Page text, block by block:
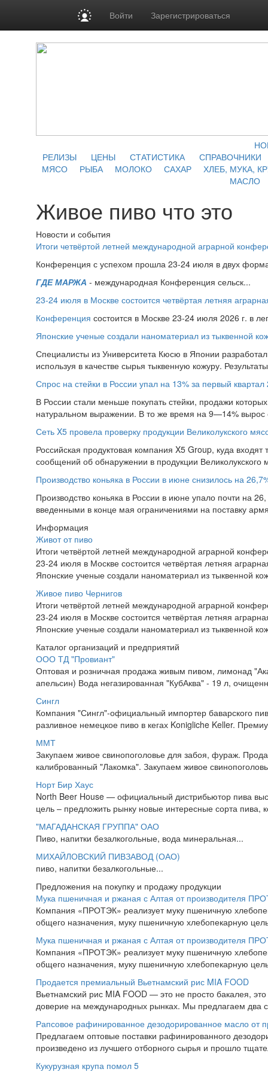
Войти Зарегистрироваться
РЕЛИЗЫ
ЦЕНЫ СТАТИСТИКА
СПРАВОЧНИКИ
МЯСО
РЫБА МОЛОКО САХАР
ХЛЕБ, МУКА,
МАСЛО
Живое пиво что это
Новости и события
Итоги четвёртой летней международной аграрной
Конференция с успехом прошла 23-24 июля в двух
ГДЕ МАРЖА - международная Конференция сельск...
23-24 июля в Москве состоится четвёртая летняя
Конференция состоится в Москве 23-24 июля 2026 г. в
Японские ученые создали наноматериал из тыквенной
Специалисты из Университета Кюсю в Японии
используя в качестве сырья тыквенную кожуру.
Спрос на стейки в России упал на 13% за первый квартал
В России стали меньше покупать стейки, продажи
натуральном выражении. В то же время на 9—14%
Сеть X5 провела проверку продукции Великолукского
Российская продуктовая компания X5 Group, куда
сообщений об обнаружении в продукции
Производство коньяка в России в июне снизилось на
Производство коньяка в России в июне упало почти на
введенными в конце мая ограничениями на поставку
Информация
Живот от пиво
Итоги четвёртой летней международной аграрной
23-24 июля в Москве состоится четвёртая летняя
Японские ученые создали наноматериал из тыквенной
Живое пиво Чернигов
Итоги четвёртой летней международной аграрной
23-24 июля в Москве состоится четвёртая летняя
Японские ученые создали наноматериал из тыквенной
Каталог организаций и предприятий
ООО ТД "Провиант"
Оптовая и розничная продажа живым пивом, лимонад
апельсин) Вода негазированная "КубАква" - 19 л,
Сингл
Компания "Сингл"-официальный импортер баварского
разливное немецкое пиво в кегах Konigliche Keller.
ММТ
Закупаем живое свинопоголовье для забоя, фураж.
калиброванный "Лакомка". Закупаем живое
Норт Бир Хаус
North Beer House — официальный дистрибьютор пива
цель – предложить рынку новые интересные сорта пива,
"МАГАДАНСКАЯ ГРУППА" ОАО
Пиво, напитки безалкогольные, вода минеральная...
МИХАЙЛОВСКИЙ ПИВЗАВОД (ОАО)
пиво, напитки безалкогольные...
Предложения на покупку и продажу продукции
Мука пшеничная и ржаная с Алтая от производителя
Компания «ПРОТЭК» реализует муку пшеничную
общего назначения, муку пшеничную хлебопекарную
Мука пшеничная и ржаная с Алтая от производителя
Компания «ПРОТЭК» реализует муку пшеничную
общего назначения, муку пшеничную хлебопекарную
Продается премиальный Вьетнамский рис MIA FOOD
Вьетнамский рис MIA FOOD — это не просто бакалея,
доверие на международных рынках. Мы предлагаем два
Рапсовое рафинированное дезодорированное масло от
Предлагаем оптовые поставки рафинированного
произведено из лучшего отборного сырья и прошло
Кукурузная крупа помол 5